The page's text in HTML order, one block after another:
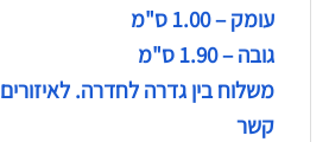
עומק – 1.00 ס"מ
גובה – 1.90 ס"מ
משלוח בין גדרה לחדרה.
קשר